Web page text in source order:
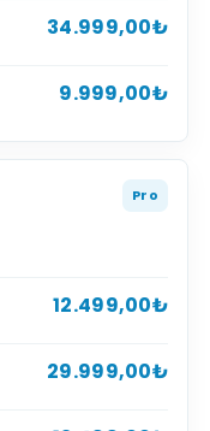
34.999,00₺
9.999,00₺
Pro
12.499,00₺
29.999,00₺